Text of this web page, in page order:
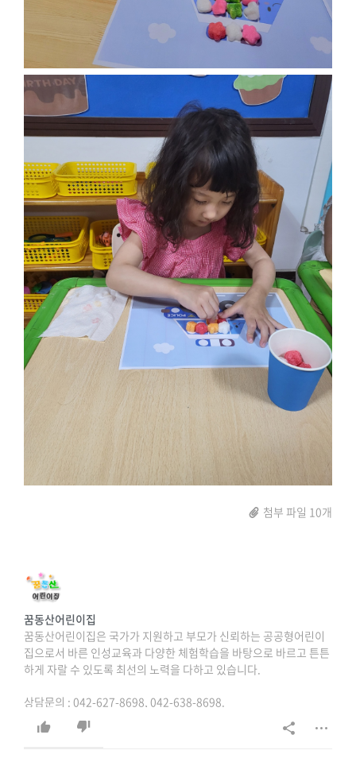
첨부 파일 10개
꿈동산어린이집
꿈동산어린이집은 국가가 지원하고 부모가 신뢰하는 공공형어린이
집으로서 바른 인성교육과 다양한 체험학습을 바탕으로 바르고 튼튼
하게 자랄 수 있도록 최선의 노력을 다하고 있습니다.
상담문의 : 042-627-8698, 042-638-8698.